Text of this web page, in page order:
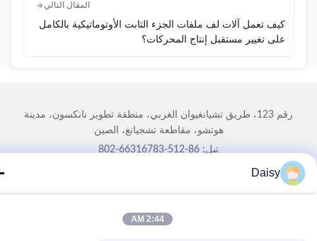
المقال التالي
كيف تعمل آلات لف ملفات الجزء الثابت الأوتوماتيكية بالكامل
على تغيير مستقبل إنتاج المحركات؟
رقم 123، طريق تشيانغيوان الغربي، منطقة تطوير نانكسون، مدينة
هوتشو، مقاطعة تشجيانغ، الصين
البريد الإلكتروني: sales5@smt-winding.comDaisy
2:44 AM